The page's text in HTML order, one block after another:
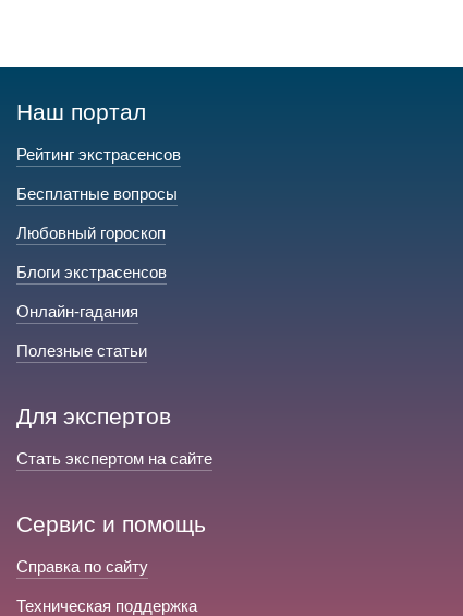
Наш портал
Рейтинг экстрасенсов
Бесплатные вопросы
Любовный гороскоп
Блоги экстрасенсов
Онлайн-гадания
Полезные статьи
Для экспертов
Стать экспертом на сайте
Сервис и помощь
Справка по сайту
Техническая поддержка